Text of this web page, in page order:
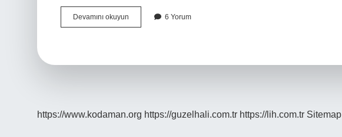
Devamını okuyun
Neden
6 Yorum
https://www.kodaman.org https://guzelhali.com.tr https://lih.com.tr Sitemap